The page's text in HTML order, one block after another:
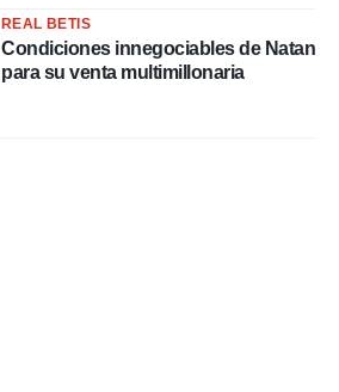
REAL BETIS
Condiciones innegociables de Natan
para su venta multimillonaria